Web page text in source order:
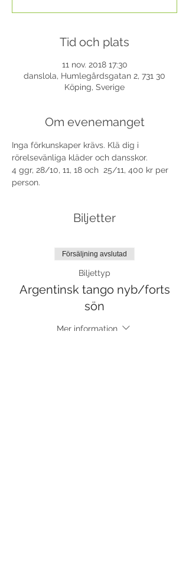
Tid och plats
11 nov. 2018 17:30
danslola, Humlegårdsgatan 2, 731 30
Köping, Sverige
Om evenemanget
Inga förkunskaper krävs. Klä dig i
4 ggr, 28/10, 11, 18 och  25/11, 400 kr per
person.
Biljetter
Försäljning avslutad
Biljettyp
Argentinsk tango nyb/forts
sön
Mer information